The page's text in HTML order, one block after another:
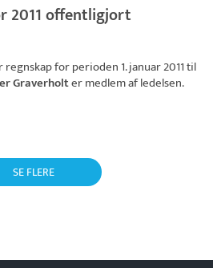
2011 offentligjort
for perioden 1. januar 2011 til
Graverholter medlem af ledelsen.
SE FLERE